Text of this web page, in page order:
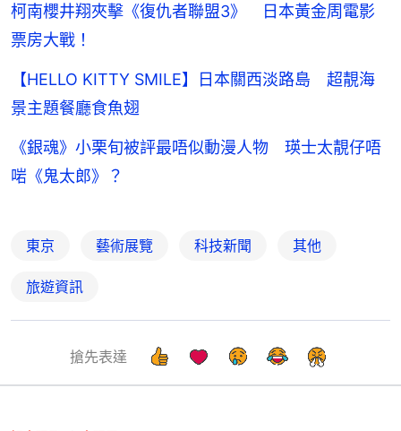
柯南櫻井翔夾擊《復仇者聯盟3》 日本黃金周電影
票房大戰！
【HELLO KITTY SMILE】日本關西淡路島 超靚海
景主題餐廳食魚翅
《銀魂》小栗旬被評最唔似動漫人物 瑛士太靚仔唔
啱《鬼太郎》？
東京 藝術展覽 科技新聞 其他
旅遊資訊
搶先表達